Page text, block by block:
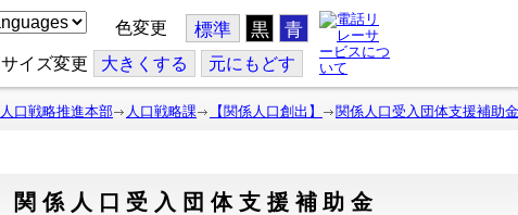
色変更 標準 黒 青
サイズ変更 大きくする 元にもどす
人口戦略推進本部 人口戦略課 【関係人口創出】 関係人口受入団体支援補助金
関係人口受入団体支援補助金